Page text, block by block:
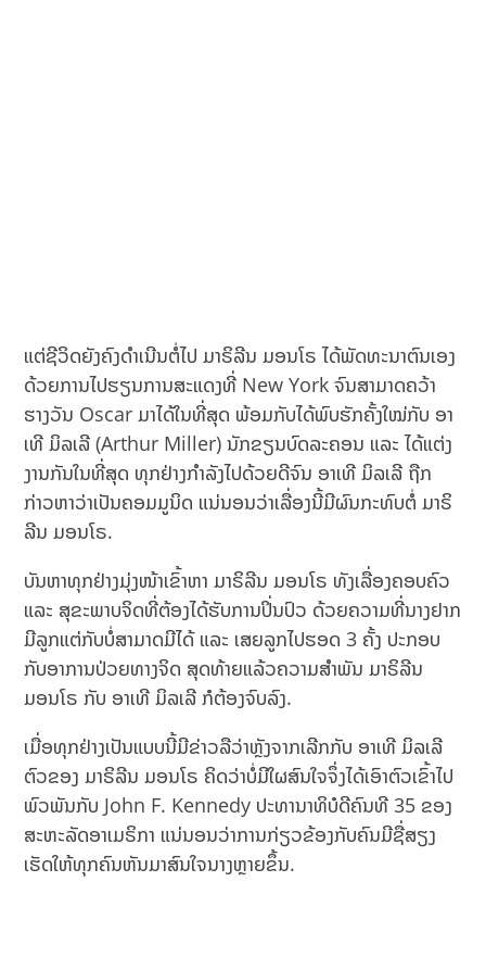
ແຕ່ຊີວິດຍັງຄົງດຳເນີນຕໍ່ໄປ ມາຣິລີນ ມອນໂຣ ໄດ້ພັດທະນາຕົນເອງ
ດ້ວຍການໄປຮຽນການສະແດງທີ່ New York ຈົນສາມາດຄວ້າ
ຮາງວັນ Oscar ມາໄດ້ໃນທີ່ສຸດ ພ້ອມກັບໄດ້ພົບຮັກຄັ້ງໃໝ່ກັບ ອາ
ເທີ ມິລເລີ (Arthur Miller) ນັກຂຽນບົດລະຄອນ ແລະ ໄດ້ແຕ່ງ
ງານກັນໃນທີ່ສຸດ ທຸກຢ່າງກຳລັງໄປດ້ວຍດີຈົນ ອາເທີ ມິລເລີ ຖືກ
ກ່າວຫາວ່າເປັນຄອມມູນິດ ແນ່ນອນວ່າເລື່ອງນີ້ມີຜົນກະທົບຕໍ່ ມາຣິ
ລີນ ມອນໂຣ.
ບັນຫາທຸກຢ່າງມຸ່ງໜ້າເຂົ້າຫາ ມາຣິລີນ ມອນໂຣ ທັງເລື່ອງຄອບຄົວ
ແລະ ສຸຂະພາບຈິດທີ່ຕ້ອງໄດ້ຮັບການປິ່ນປົວ ດ້ວຍຄວາມທີ່ນາງຢາກ
ມີລູກແຕ່ກັບບໍ່ສາມາດມີໄດ້ ແລະ ເສຍລູກໄປຮອດ 3 ຄັ້ງ ປະກອບ
ກັບອາການປ່ວຍທາງຈິດ ສຸດທ້າຍແລ້ວຄວາມສຳພັນ ມາຣິລີນ
ມອນໂຣ ກັບ ອາເທີ ມິລເລີ ກໍຕ້ອງຈົບລົງ.
ເມື່ອທຸກຢ່າງເປັນແບບນີ້ມີຂ່າວລືວ່າຫຼັງຈາກເລີກກັບ ອາເທີ ມິລເລີ
ຕົວຂອງ ມາຣິລີນ ມອນໂຣ ຄິດວ່າບໍ່ມີໃຜສົນໃຈຈຶ່ງໄດ້ເອົາຕົວເຂົ້າໄປ
ພົວພັນກັບ John F. Kennedy ປະທານາທິບໍດີຄົນທີ 35 ຂອງ
ສະຫະລັດອາເມຣິກາ ແນ່ນອນວ່າການກ່ຽວຂ້ອງກັບຄົນມີຊື່ສຽງ
ເຮັດໃຫ້ທຸກຄົນຫັນມາສົນໃຈນາງຫຼາຍຂຶ້ນ.